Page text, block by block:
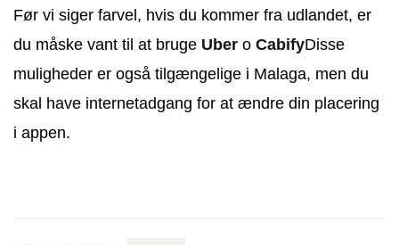
Før vi siger farvel, hvis du kommer fra udlandet, er
du måske vant til at bruge Uber o CabifyDisse
muligheder er også tilgængelige i Malaga, men du
skal have internetadgang for at ændre din placering
i appen.